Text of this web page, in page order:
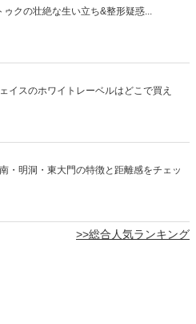
クの壮絶な生い立ち&整形疑惑...
イスのホワイトレーベルはどこで買え
・明洞・東大門の特徴と距離感をチェッ
>>総合人気ランキング